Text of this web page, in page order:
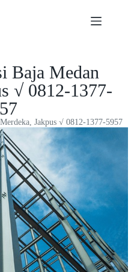
Baja Medan
√ 0812-1377-
Jakpus √ 0812-1377-5957